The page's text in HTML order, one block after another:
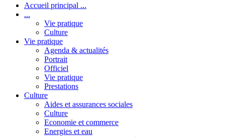
Accueil principal ...
...
Vie pratique
Culture
Vie pratique
Agenda & actualités
Portrait
Officiel
Vie pratique
Prestations
Culture
Aides et assurances sociales
Culture
Economie et commerce
Energies et eau